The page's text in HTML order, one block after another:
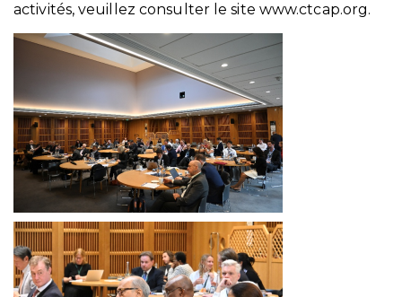
activités, veuillez consulter le site www.ctcap.org.